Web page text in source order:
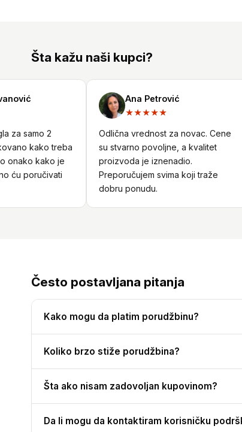
Šta kažu naši kupci?
samo 2
kako treba
kako je
poručivati
Ana Petrović
★★★★★
Odlična vrednost za novac. Cene
su stvarno povoljne, a kvalitet
proizvoda je iznenadio.
Preporučujem svima koji traže
dobru ponudu.
Često postavljana pitanja
Kako mogu da platim porudžbinu?
Koliko brzo stiže porudžbina?
Šta ako nisam zadovoljan kupovinom?
Da li mogu da kontaktiram korisničku